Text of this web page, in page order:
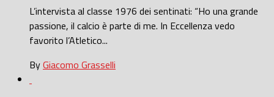
L’intervista al classe 1976 dei sentinati: “Ho una grande
passione, il calcio è parte di me. In Eccellenza vedo
favorito l’Atletico...
ByGiacomo Grasselli